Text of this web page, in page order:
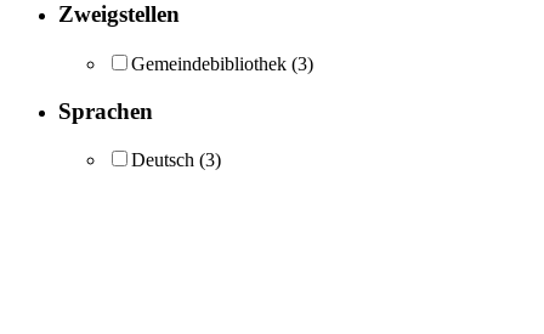
Zweigstellen
Gemeindebibliothek (3)
Sprachen
Deutsch (3)